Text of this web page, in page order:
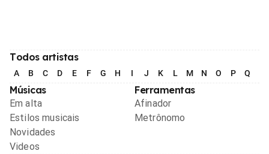
Todos artistas
A B C D E F G H I J K L M N O P Q
Músicas
Em alta
Estilos musicais
Novidades
Videos
Ferramentas
Afinador
Metrônomo